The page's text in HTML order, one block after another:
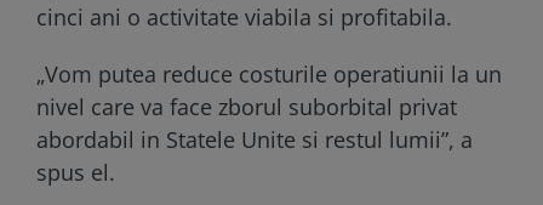
cinci ani o activitate viabila si profitabila.
„Vom putea reduce costurile operatiunii la un
nivel care va face zborul suborbital privat
abordabil in Statele Unite si restul lumii”, a
spus el.